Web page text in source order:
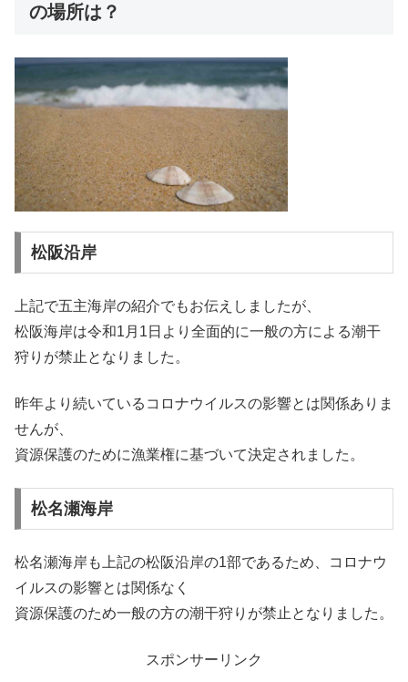
の場所は？
松阪沿岸
上記で五主海岸の紹介でもお伝えしましたが、
松阪海岸は令和1月1日より全面的に一般の方による潮干
狩りが禁止となりました。
昨年より続いているコロナウイルスの影響とは関係ありま
せんが、
資源保護のために漁業権に基づいて決定されました。
松名瀬海岸
松名瀬海岸も上記の松阪沿岸の1部であるため、コロナウ
イルスの影響とは関係なく
資源保護のため一般の方の潮干狩りが禁止となりました。
スポンサーリンク